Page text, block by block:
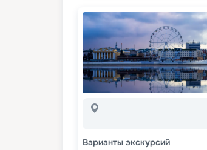
Варианты экскурсий